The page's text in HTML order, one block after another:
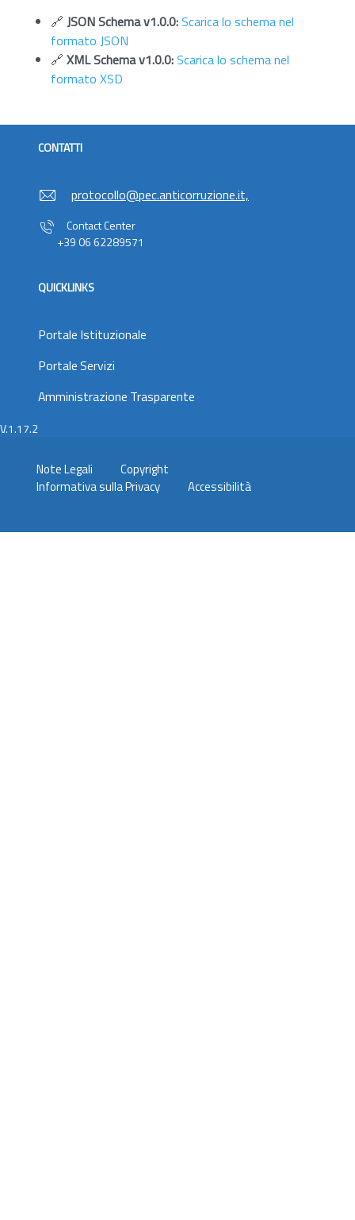
🔗 JSON Schema v1.0.0:Scarica lo schema nel
formato JSON
🔗 XML Schema v1.0.0:Scarica lo schema nel
formato XSD
CONTATTI
protocollo@pec.anticorruzione.it,
Contact Center
+39 06 62289571
QUICKLINKS
Portale Istituzionale
Portale Servizi
Amministrazione Trasparente
V.1.17.2
Note Legali
Copyright
Informativa sulla Privacy
Accessibilità